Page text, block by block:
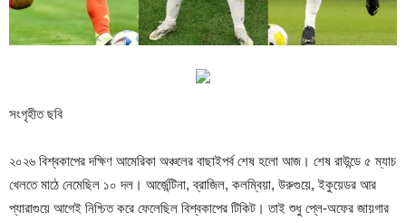
সংগৃহীত ছবি
২০২৬ বিশ্বকাপের দক্ষিণ আমেরিকা অঞ্চলের বাছাইপর্ব শেষ হলো আজ। শেষ রাউন্ডে ৫ ম্যাচ
খেলতে মাঠে নেমেছিল ১০ দল। আর্জেন্টিনা, ব্রাজিল, কলম্বিয়া, উরুগুয়ে, ইকুয়েডর আর
প্যারাগুয়ে আগেই নিশ্চিত করে ফেলেছিল বিশ্বকাপের টিকিট। তাই শুধু প্লে-অফের জায়গার